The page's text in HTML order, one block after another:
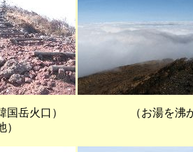
口） （お湯を沸かし